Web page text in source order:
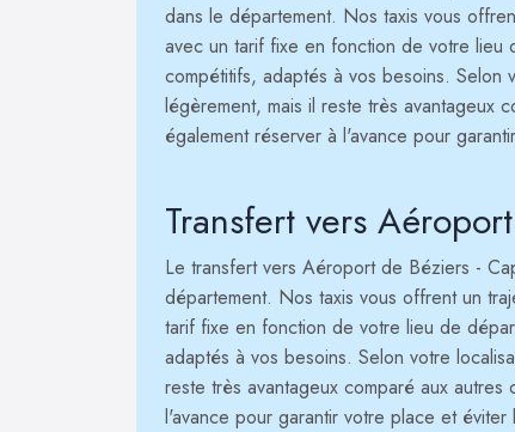
dans le département. Nos taxis vous
avec un tarif fixe en fonction de votre
compétitifs, adaptés à vos besoins.
légèrement, mais il reste très avantageux
également réserver à l'avance pour
Transfert vers
Le transfert vers Aéroport de Béziers -
département. Nos taxis vous offrent un
tarif fixe en fonction de votre lieu de
adaptés à vos besoins. Selon votre
reste très avantageux comparé aux
l'avance pour garantir votre place et éviter